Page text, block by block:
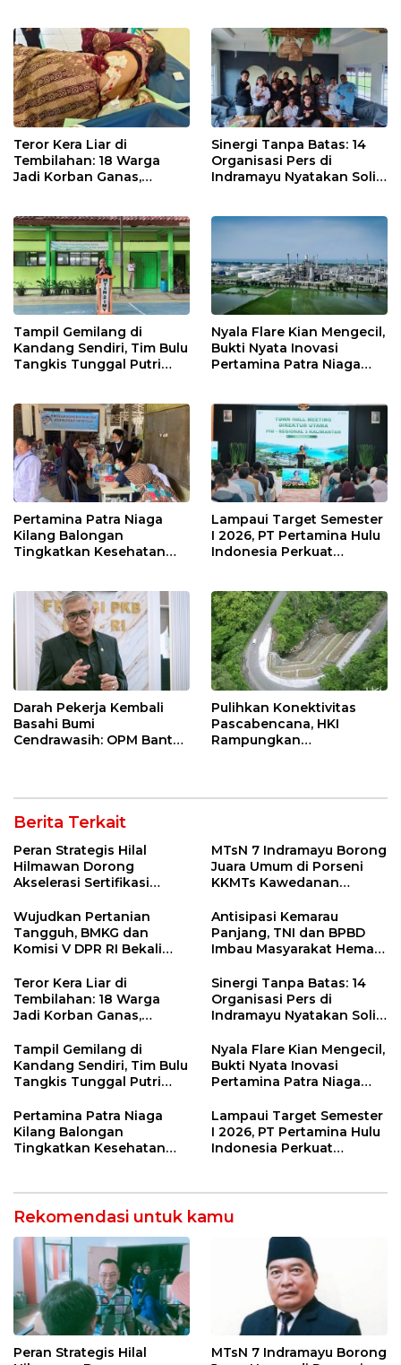
Teror Kera Liar di
Tembilahan: 18 Warga
Jadi Korban Ganas,
Sinergi Tanpa Batas: 14
Organisasi Pers di
Indramayu Nyatakan Solid
Tampil Gemilang di
Kandang Sendiri, Tim Bulu
Tangkis Tunggal Putri
Jatibarang 2026
Nyala Flare Kian Mengecil,
Bukti Nyata Inovasi
Pertamina Patra Niaga
Pertamina Patra Niaga
Kilang Balongan
Tingkatkan Kesehatan
Rutin dan Edukasi
Perawatan Gigi
Lampaui Target Semester
I 2026, PT Pertamina Hulu
Indonesia Perkuat
Keselamatan Kerja
Darah Pekerja Kembali
Basahi Bumi
Cendrawasih: OPM Bantai
Pulihkan Konektivitas
Pascabencana, HKI
Rampungkan
Berita Terkait
Peran Strategis Hilal
Hilmawan Dorong
Akselerasi Sertifikasi
Entaskan Kemiskinan di
Indramayu
MTsN 7 Indramayu Borong
Juara Umum di Porseni
KKMTs Kawedanan
Wujudkan Pertanian
Tangguh, BMKG dan
Komisi V DPR RI Bekali
Sekolah Lapang Iklim
Antisipasi Kemarau
Panjang, TNI dan BPBD
Imbau Masyarakat Hemat
Kebakaran
Teror Kera Liar di
Tembilahan: 18 Warga
Jadi Korban Ganas,
12 Jahitan!
Sinergi Tanpa Batas: 14
Organisasi Pers di
Indramayu Nyatakan Solid
Tampil Gemilang di
Kandang Sendiri, Tim Bulu
Tangkis Tunggal Putri
Juara Porseni KKMTs
Jatibarang 2026
Nyala Flare Kian Mengecil,
Bukti Nyata Inovasi
Pertamina Patra Niaga
Net Zero Emission 2060
Pertamina Patra Niaga
Kilang Balongan
Tingkatkan Kesehatan
Rutin dan Edukasi
Perawatan Gigi
Lampaui Target Semester
I 2026, PT Pertamina Hulu
Indonesia Perkuat
Keselamatan Kerja
Rekomendasi untuk kamu
Peran Strategis Hilal
MTsN 7 Indramayu Borong